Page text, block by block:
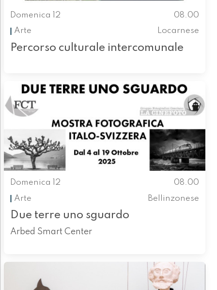
Domenica 12
08.00
Arte
Locarnese
Percorso culturale intercomunale
Domenica 12
08.00
Arte
Bellinzonese
Due terre uno sguardo
Arbed Smart Center